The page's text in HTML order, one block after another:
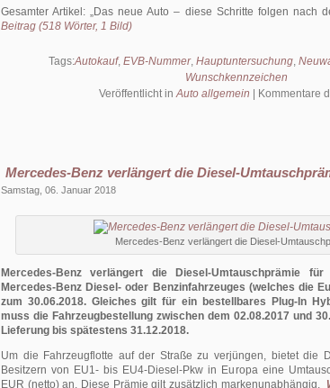
Gesamter Artikel: Das neue Auto – diese Schritte folgen nach
Beitrag (518 Wörter, 1 Bild)
Tags:Autokauf, EVB-Nummer, Hauptuntersuchung,
Wunschkennzeichen
Veröffentlicht inAuto allgemein Kommentare
Mercedes-Benz verlängert die Diesel-
Samstag, 06. Januar 2018
Mercedes-Benz verlängert die Diesel-
Mercedes-Benz verlängert die Diesel-Umtauschprämie
Mercedes-Benz Diesel- oder Benzinfahrzeuges (welches die
zum 30.06.2018. Gleiches gilt für ein bestellbares Plug-In
muss die Fahrzeugbestellung zwischen dem 02.08.2017 und
Lieferung bis spätestens 31.12.2018.
Um die Fahrzeugflotte auf der Straße zu verjüngen, bietet die
Besitzern von EU1- bis EU4-Diesel-Pkw in Europa eine
EUR (netto) an. Diese Prämie gilt zusätzlich markenunabhängig.